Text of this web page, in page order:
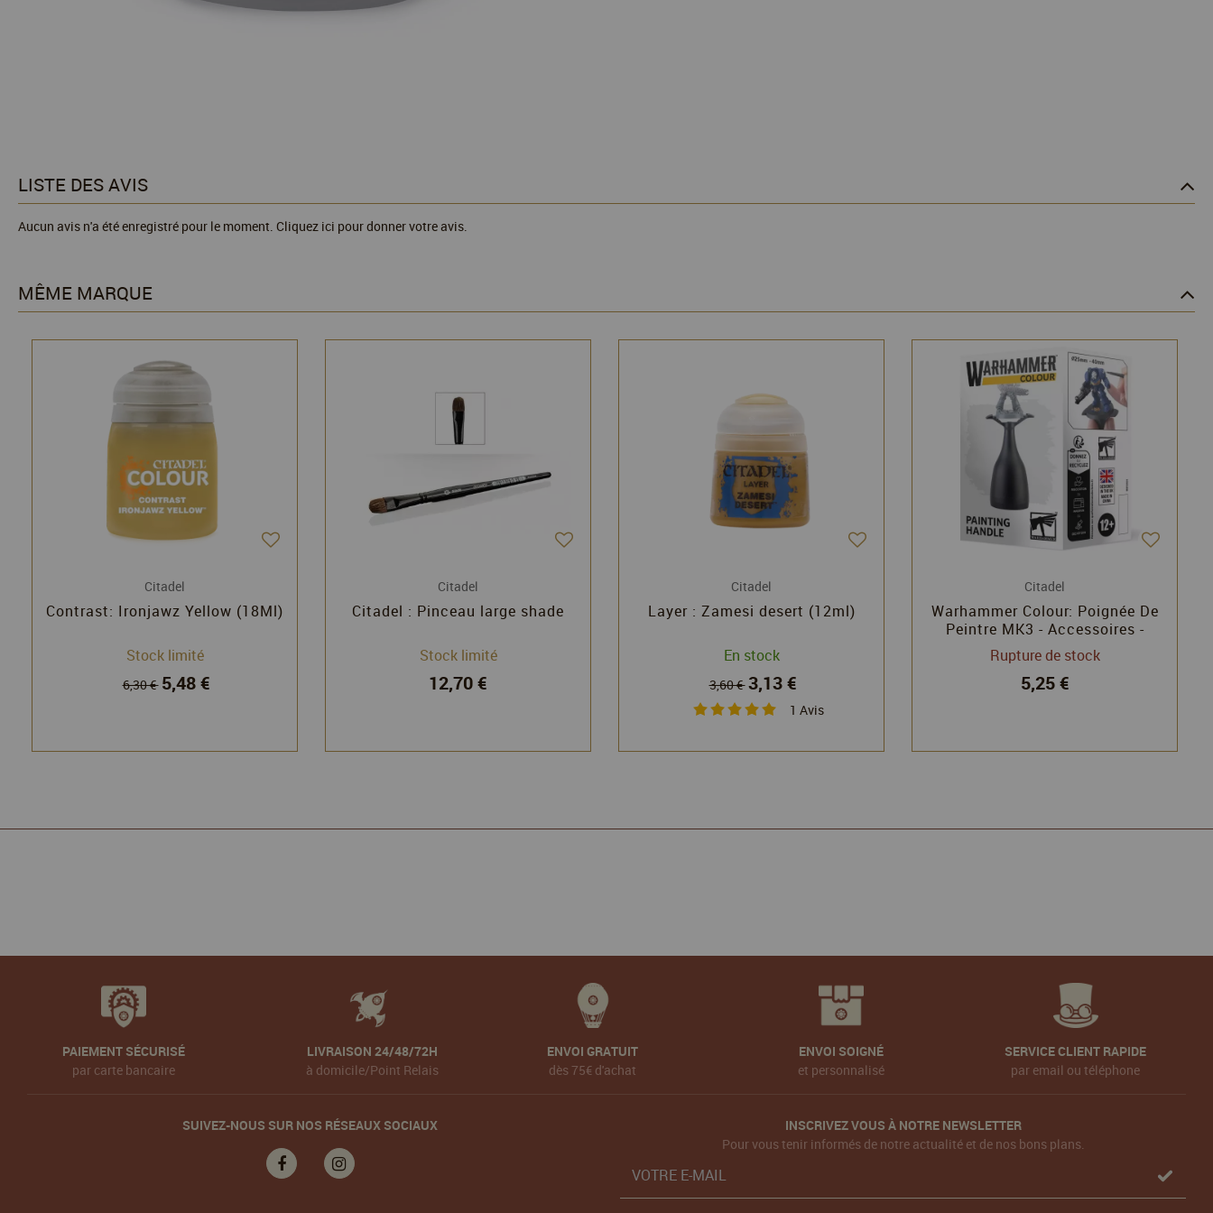
LISTE DES AVIS
Aucun avis n'a été enregistré pour le moment. Cliquez ici pour donner votre avis.
MÊME MARQUE
Citadel
Contrast: Ironjawz Yellow (18Ml)
Stock limité
6,30 € 5,48 €
Citadel
Citadel : Pinceau large shade
Stock limité
12,70 €
Citadel
Layer : Zamesi desert (12ml)
En stock
3,60 €3,13 €
1 Avis
Citadel
Warhammer Colour: Poignée De
Peintre MK3 - Accessoires -
Citadel
Rupture de stock
5,25 €
PAIEMENT SÉCURISÉ
par carte bancaire
LIVRAISON 24/48/72H
à domicile/Point Relais
ENVOI GRATUIT
dès 75€ d'achat
ENVOI SOIGNÉ
et personnalisé
SERVICE CLIENT RAPIDE
par email ou téléphone
SUIVEZ-NOUS SUR NOS RÉSEAUX SOCIAUX
INSCRIVEZ VOUS À NOTRE NEWSLETTER
Pour vous tenir informés de notre actualité et de nos bons plans.